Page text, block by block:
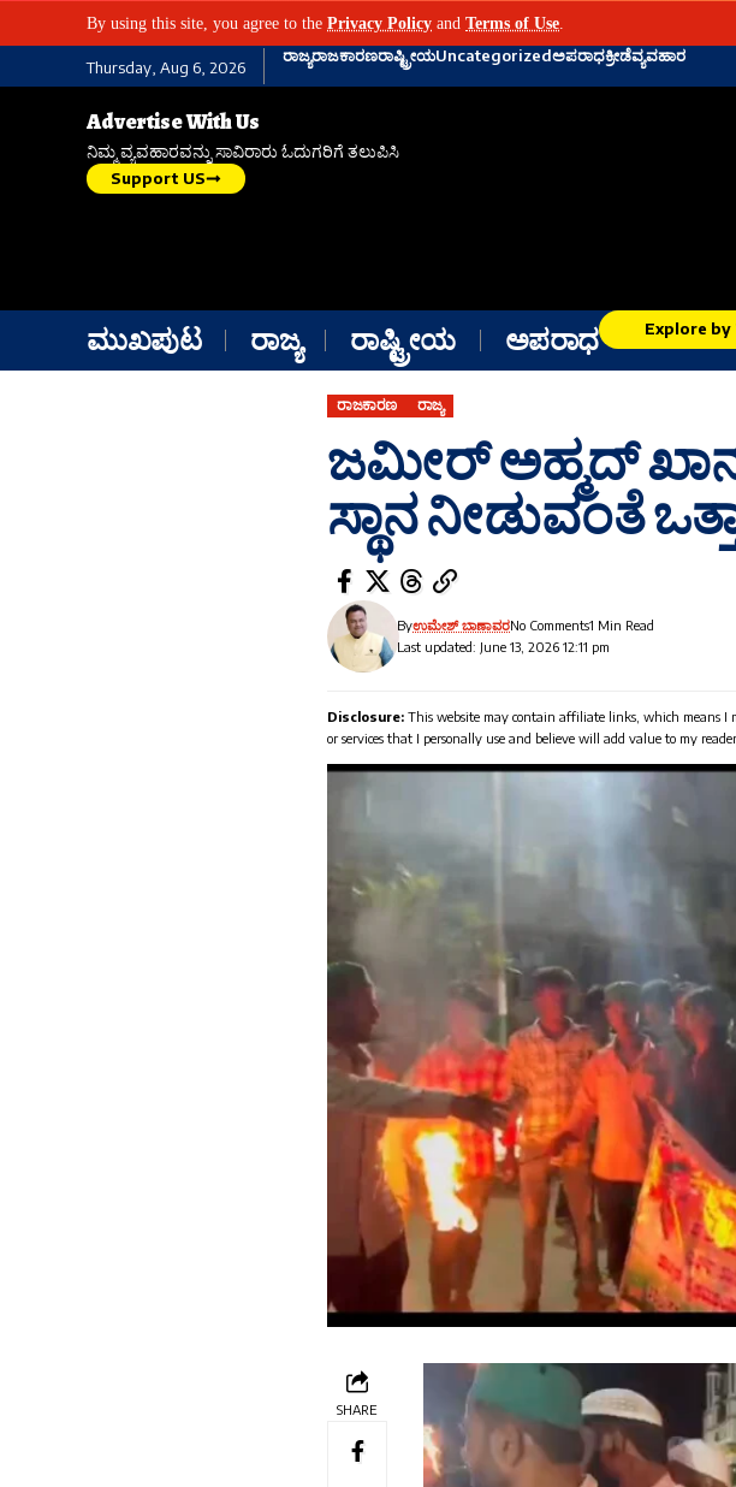
By using this site, you agree to the Privacy Policy and Terms of Use
Thursday, Aug 6, 2026
ರಾಜ್ಯರಾಜಕಾರಣರಾಷ್ಟ್ರೀಯUncategorizedಅಪರಾಧಕ್ರೀಡೆವ್ಯವಹಾರ
Advertise With Us
ನಿಮ್ಮ ವ್ಯವಹಾರವನ್ನು ಸಾವಿರಾರು ಓದುಗರಿಗೆ ತಲುಪಿಸಿ
Support US
ಮುಖಪುಟ ರಾಜ್ಯ ರಾಷ್ಟ್ರೀಯ ಅಪರಾಧ Explore by
ರಾಜಕಾರಣ ರಾಜ್ಯ
ಜಮೀರ್ ಅಹ್ಮದ್
ಸ್ಥಾನ ನೀಡುವಂತೆ
Last updated: June 13, 2026 12:11 pm
Byಉಮೇಶ್ ಬಾಣಾವರNo Comments1 Min Read
Disclosure: This website may contain affiliate links, which means I
or services that I personally use and believe will add value to my
SHARE